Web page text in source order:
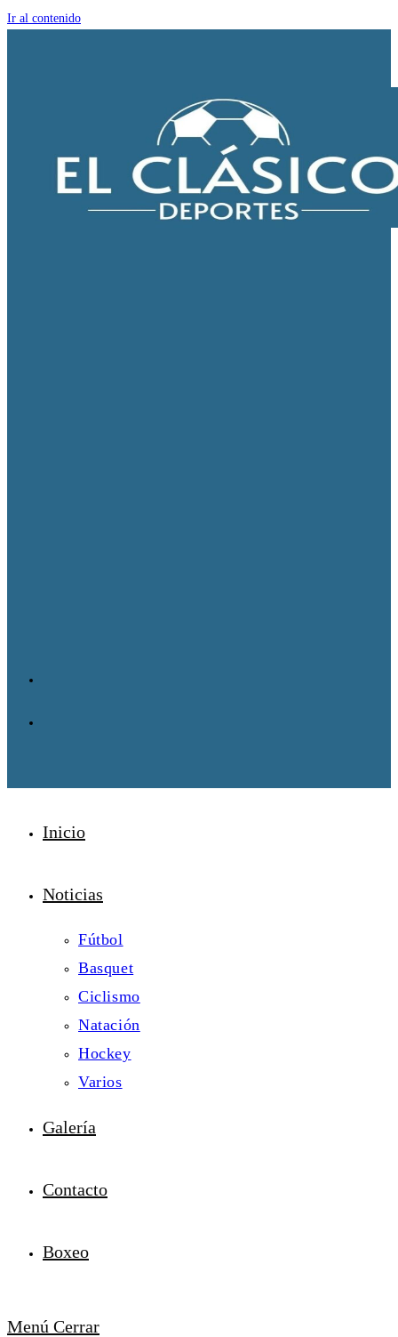
Ir al contenido
Inicio
Noticias
Fútbol
Basquet
Ciclismo
Natación
Hockey
Varios
Galería
Contacto
Boxeo
Menú Cerrar